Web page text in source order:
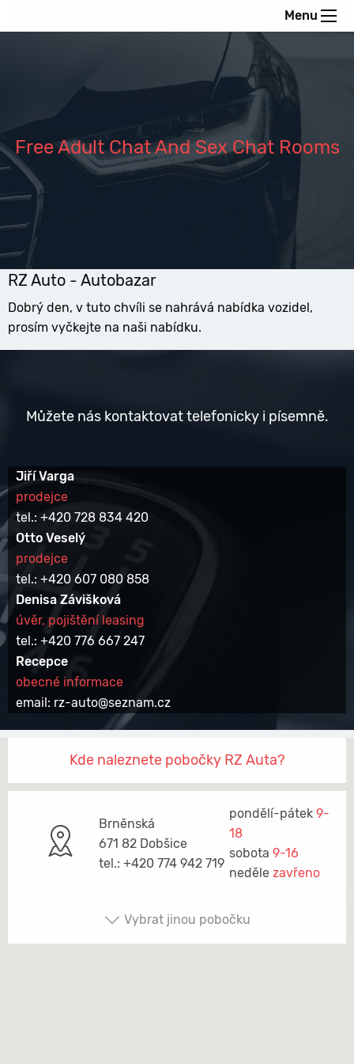
Menu
Free Adult Chat And Sex Chat Rooms
RZ Auto - Autobazar
Dobrý den, v tuto chvíli se nahrává nabídka vozidel,
prosím vyčkejte na naši nabídku.
Můžete nás kontaktovat telefonicky i písemně.
Jiří Varga
prodejce
tel.: +420 728 834 420
Otto Veselý
prodejce
tel.: +420 607 080 858
Denisa Závišková
úvěr, pojištění leasing
tel.: +420 776 667 247
Recepce
obecné informace
email: rz-auto@seznam.cz
Kde naleznete pobočky RZ Auta?
Brněnská
671 82 Dobšice
tel.: +420 774 942 719
pondělí-pátek 9-
18
sobota 9-16
neděle zavřeno
Vybrat jinou pobočku